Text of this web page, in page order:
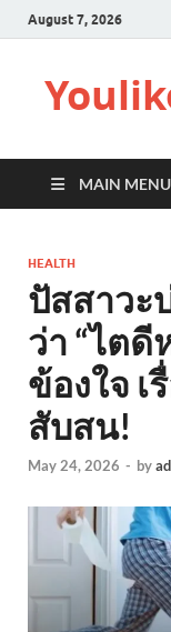
August 7, 2026
MAIN MENU
HEALTH
ปัสสาวะ
ว่า “ไตดี
ข้องใจ เ
สับสน!
May 24, 2026 - by